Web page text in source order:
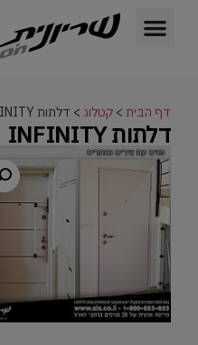
דף הבית > קטלוג > דלתות INFINITY
דלתות INFINITY